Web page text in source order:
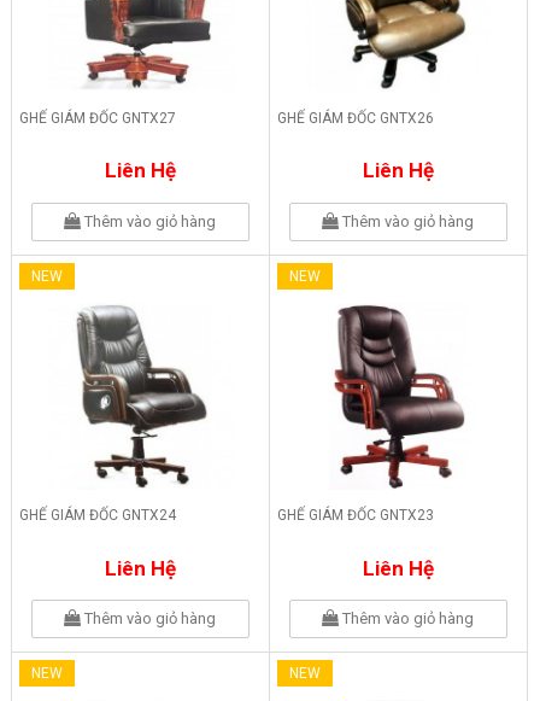
GHẾ GIÁM ĐỐC GNTX27
Liên Hệ
Thêm vào giỏ hàng
GHẾ GIÁM ĐỐC GNTX26
Liên Hệ
Thêm vào giỏ hàng
NEW
GHẾ GIÁM ĐỐC GNTX24
Liên Hệ
Thêm vào giỏ hàng
NEW
GHẾ GIÁM ĐỐC GNTX23
Liên Hệ
Thêm vào giỏ hàng
NEW NEW